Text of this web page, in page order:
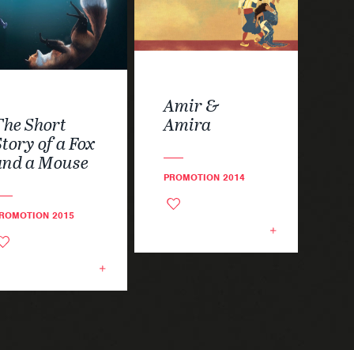
Short
of a Fox
a Mouse
2015
Amir &
Amira
PROMOTION 2014